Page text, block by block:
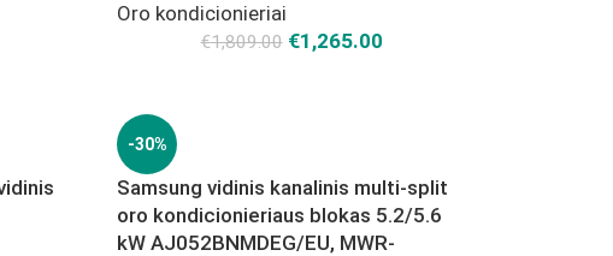
Oro kondicionieriai
€1,809.00 €1,265.00
-30%
Samsung vidinis kanalinis multi-split
oro kondicionieriaus blokas 5.2/5.6
kW AJ052BNMDEG/EU, MWR-